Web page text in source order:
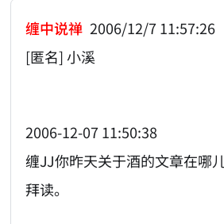
缠中说禅 2006/12/7 11:57:26
[匿名] 小溪
2006-12-07 11:50:38
缠JJ你昨天关于酒的文章在哪
拜读。